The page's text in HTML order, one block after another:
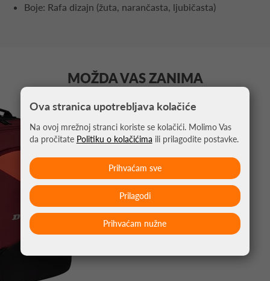
Boje: Rafa dizajn (žuta, narančasta, ljubičasta)
MOŽDA VAS ZANIMA
-20%
Ova stranica upotrebljava kolačiće
Na ovoj mrežnoj stranci koriste se kolačići. Molimo Vas
da pročitate Politiku o kolačićima ili prilagodite postavke.
Prihvaćam nužne
Prilagodi
Prihvaćam sve